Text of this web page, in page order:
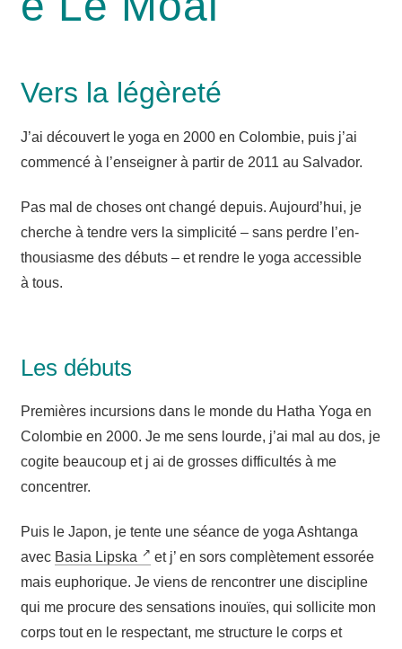
Vers la légèreté
J’ai décou­vert le yoga en 2000 en Colom­bie, puis j’ai
com­men­cé à l’en­sei­gner à par­tir de 2011 au Salvador.
Pas mal de choses ont chan­gé depuis. Aujourd’­hui, je
cherche à tendre vers la sim­pli­ci­té – sans perdre l’en­
thou­siasme des débuts – et rendre le yoga acces­sible
à tous.
Les débuts
Pre­mières incur­sions dans le monde du Hatha Yoga en
Colom­bie en 2000. Je me sens lourde, j’ai mal au dos, je
cogite beau­coup et j ai de grosses dif­fi­cul­tés à me
concentrer.
Puis le Japon, je tente une séance de yoga Ash­tan­ga
avec Basia Lips­ka
et j’ en sors com­plè­te­ment esso­rée
mais eupho­rique. Je viens de ren­con­trer une dis­ci­pline
qui me pro­cure des sen­sa­tions inouïes, qui sol­li­cite mon
corps tout en le res­pec­tant, me struc­ture le corps et